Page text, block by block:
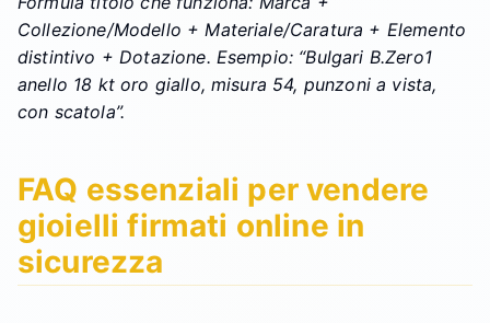
Collezione/Modello + Materiale/Caratura + Elemento
distintivo + Dotazione. Esempio: “Bulgari B.Zero1
anello 18 kt oro giallo, misura 54, punzoni a vista,
con scatola”.
FAQ essenziali per vendere
gioielli firmati online in
sicurezza